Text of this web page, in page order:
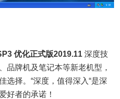
优化正式版2019.11 深度技
品牌机及笔记本等新老机型，
选择。“深度，值得深入“是深
好者的承诺！